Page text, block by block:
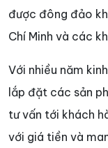
được đông đảo
Chí Minh và các
Với nhiều năm
lắp đặt các sản
tư vấn tới khách
với giá tiền và